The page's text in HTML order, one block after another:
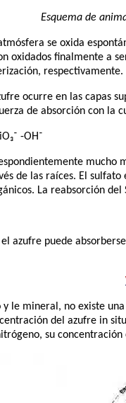
Esquema de
se oxida
oxidados finalmente a
respectivamente.
ocurre en las capas
de absorción con la
-OH⁻
mucho
de las raíces. El
La reabsorción
azufre puede
y le mineral, no existe
del azufre in
su